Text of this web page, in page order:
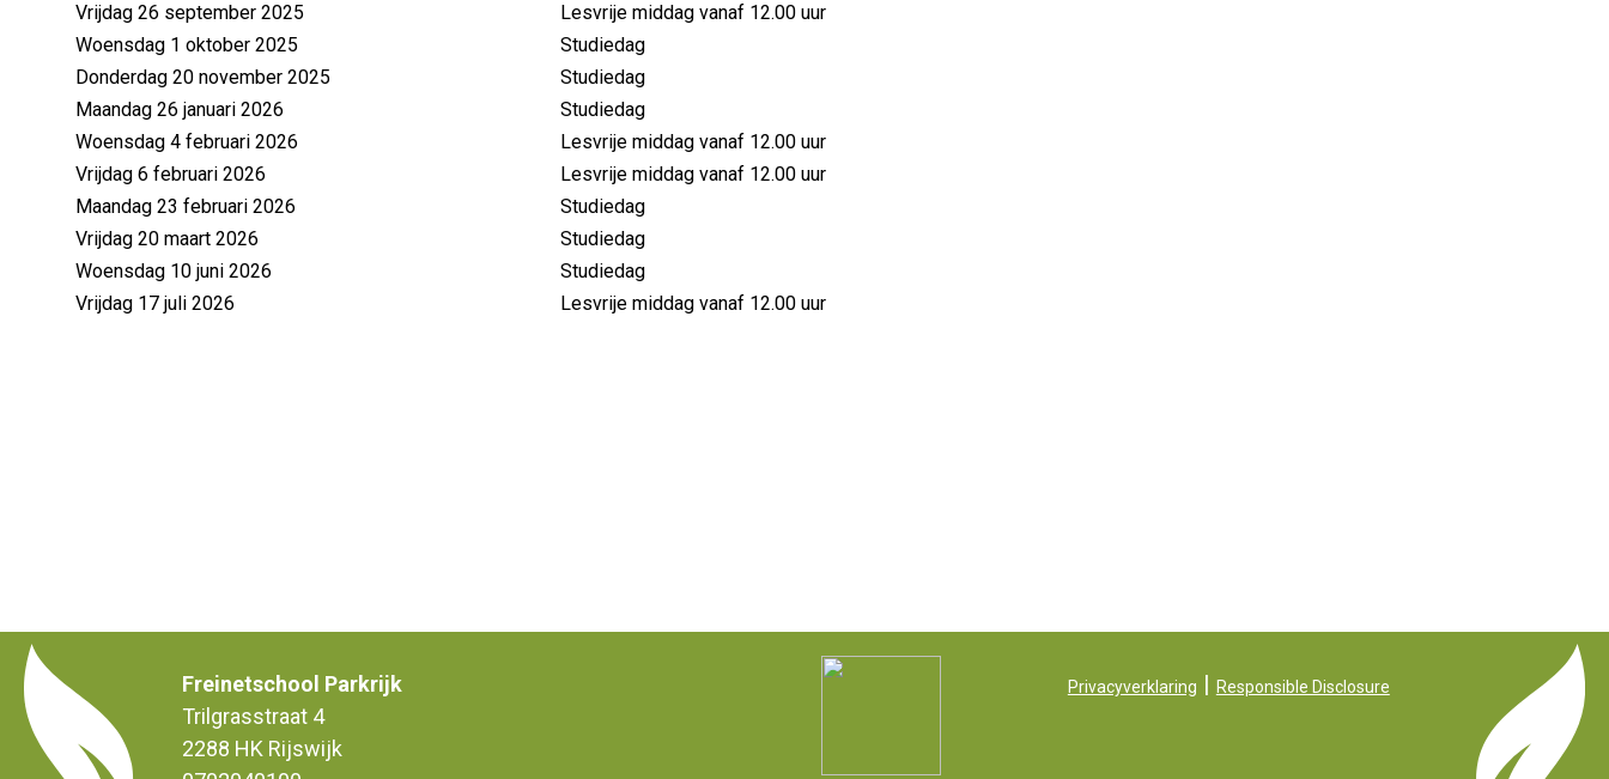
Vrijdag 26 september 2025
Lesvrije middag vanaf 12.00 uur
Woensdag 1 oktober 2025
Studiedag
Donderdag 20 november 2025
Studiedag
Maandag 26 januari 2026
Studiedag
Woensdag 4 februari 2026
Lesvrije middag vanaf 12.00 uur
Vrijdag 6 februari 2026
Lesvrije middag vanaf 12.00 uur
Maandag 23 februari 2026
Studiedag
Vrijdag 20 maart 2026
Studiedag
Woensdag 10 juni 2026
Studiedag
Vrijdag 17 juli 2026
Lesvrije middag vanaf 12.00 uur
Freinetschool Parkrijk
Trilgrasstraat 4
2288 HK Rijswijk
Privacyverklaring Responsible Disclosure